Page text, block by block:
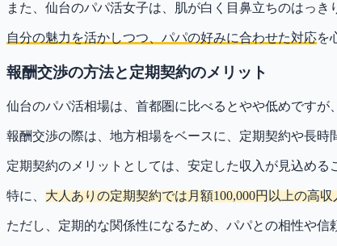
また、仙台のパパ活女子は、肌が白く目鼻立ちのはっ
自分の魅力を活かしつつ、パパの好みに合わせた対応を
報酬交渉の方法と定期契約のメリット
仙台のパパ活相場は、首都圏に比べるとやや低めですが
報酬交渉の際は、地方相場をベースに、定期契約や長時
定期契約のメリットとしては、安定した収入が見込める
特に、 大人ありの定期契約では月額100,000円以上の高収
ただし、定期的な関係性になるため、パパとの相性や信